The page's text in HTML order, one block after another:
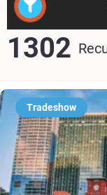
1302
Tradeshow